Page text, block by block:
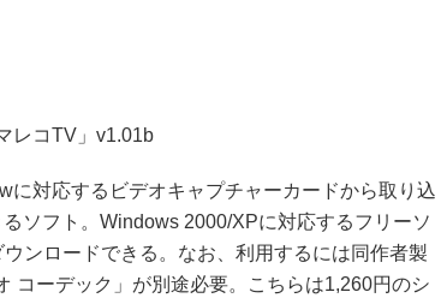
レコTV」v1.01b
対応するビデオキャプチャーカードから取り込
ソフト。Windows 2000/XPに対応するフリーソ
ンロードできる。なお、利用するには同作者製
コーデック」が別途必要。こちらは1,260円のシ